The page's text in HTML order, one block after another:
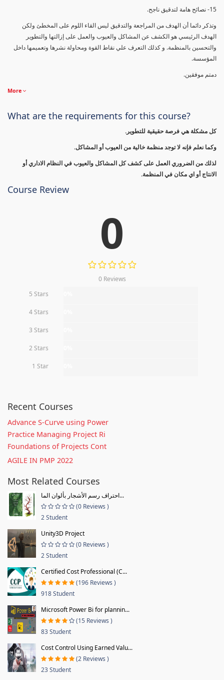
15- نصائح هامة لتدقيق ناجح.
وتذكر دائما أن الهدف من المراجعة والتدقيق ليس القاء اللوم على المخطئ ولكن
الهدف الرئيسي هو الكشف عن المشاكل والعيوب والعمل على إزالتها والتطوير
والتحسين بالمنظمة. و كذلك التعرف علي نقاط القوة ومحاولة نشرها وتعميمها داخل
المؤسسة.
دمتم موفقين.
More
What are the requirements for this course?
كل مشكلة هي فرصة حقيقية للتطوير.
وكما نعلم فإنه لا توجد منظمة خالية من العيوب أو المشاكل.
لذلك من الضروري العمل على كشف كل المشاكل والعيوب في النظام الاداري أو
الانتاج أو اي مكان في المنظمة.
Course Review
0
0 Reviews
5 Stars
4 Stars
3 Stars
2 Stars
1 Star
Recent Courses
Advance S-Curve using Power
Practice Managing Project Ri
Foundations of Projects Cont
AGILE IN PMP 2022
Most Related Courses
احتراف رسم الأشجار بألوان الما...
(0 Reviews )
2 Student
Unity3D Project
(0 Reviews )
2 Student
Certified Cost Professional (C...
(196 Reviews )
918 Student
Microsoft Power Bi for plannin...
(15 Reviews )
83 Student
Cost Control Using Earned Valu...
(2 Reviews )
23 Student